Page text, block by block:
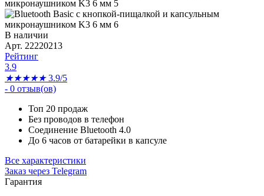
В наличии
Арт. 22220213
Рейтинг
3.9
★★★★★ 3.9/5
- 0 отзыв(ов)
Топ 20 продаж
Без проводов в телефон
Соединение Bluetooth 4.0
До 6 часов от батарейки в капсуле
Все характеристики
Заказ через Telegram
Гарантия